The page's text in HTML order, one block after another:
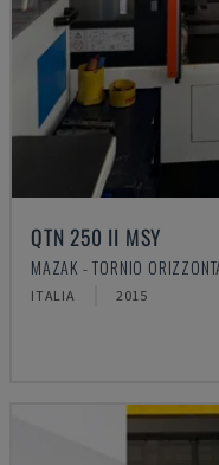
QTN 250 II MSY
MAZAK - TORNIO
ITALIA 2015